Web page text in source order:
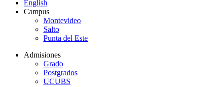
English
Campus
Montevideo
Salto
Punta del Este
Admisiones
Grado
Postgrados
UCUBS